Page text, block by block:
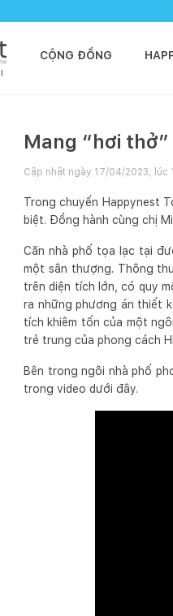
I
CỘNG ĐỒNG
Mang “hơi
Cập nhật ngày 17/04/2023, lúc
Trong chuyến Happynest
biệt. Đồng hành cùng chị
Căn nhà phố tọa lạc tại
một sân thượng. Thông
trên diện tích lớn, có quy
ra những phương án thiết
tích khiêm tốn của một
trẻ trung của phong cách
Bên trong ngôi nhà phố
trong video dưới đây.